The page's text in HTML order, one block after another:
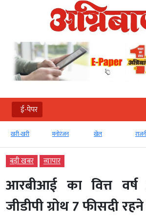
ई-पेपर
बड़ी खबर व्‍यापार
आरबीआई का वित्त
जीडीपी ग्रोथ 7 फीसदी